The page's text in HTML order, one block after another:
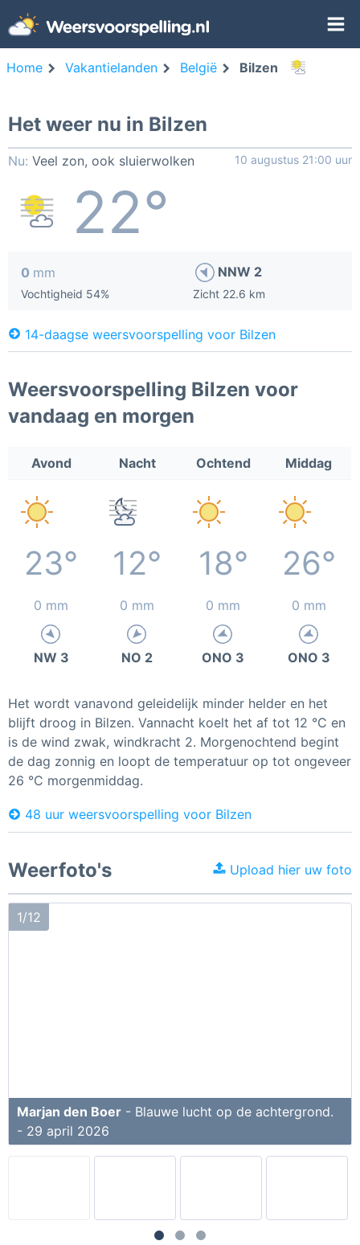
Home Vakantielanden België Bilzen
Het weer nu in Bilzen
Nu: Veel zon, ook sluierwolken 10 augustus 21:00 uur
22°
0 mm
Vochtigheid 54%
NNW 2
Zicht 22.6 km
14-daagse weersvoorspelling voor Bilzen
Weersvoorspelling Bilzen voor
vandaag en morgen
Avond Nacht Ochtend Middag
23° 12° 18° 26°
0 mm 0 mm 0 mm 0 mm
NW 3 NO 2 ONO 3 ONO 3
Het wordt vanavond geleidelijk minder helder en het
blijft droog in Bilzen. Vannacht koelt het af tot 12 °C en
is de wind zwak, windkracht 2. Morgenochtend begint
de dag zonnig en loopt de temperatuur op tot ongeveer
26 °C morgenmiddag.
48 uur weersvoorspelling voor Bilzen
Weerfoto's Upload hier uw foto
1/12
Marjan den Boer - Blauwe lucht op de achtergrond.
- 29 april 2026